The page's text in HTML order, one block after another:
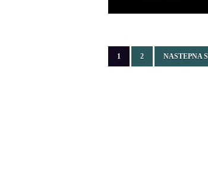
1 2 NASTEPNA